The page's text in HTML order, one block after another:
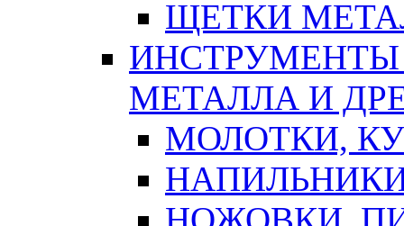
ЩЕТКИ
ИНСТРУМЕНТЫ
МЕТАЛЛА И
МОЛОТКИ,